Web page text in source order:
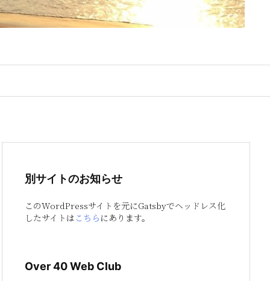
別サイトのお知らせ
このWordPressサイトを元にGatsbyでヘッドレス化
したサイトは こちら にあります。
Over 40 Web Club